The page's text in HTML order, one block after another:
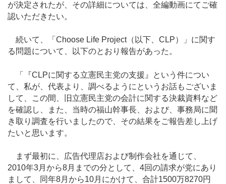
が決定されたが、その詳細については、全編動画にてご確
認いただきたい。
続いて、「Choose Life Project（以下、CLP）」に関す
る問題について、以下のとおり報告があった。
「『CLPに関する立憲民主党の支援』という件につい
て、私が、代表より、調べるようにというお話もございま
して、この間、旧立憲民主党の会計に関する決裁資料など
を確認し、また、当時の福山幹事長、および、事務局に聞
き取り調査を行いましたので、その結果をご報告差し上げ
たいと思います。
まず最初に、広告代理店および制作会社を通じて、
2010年3月から8月までの分として、4回の請求が党にあり
まして、同年8月から10月にかけて、合計1500万8270円